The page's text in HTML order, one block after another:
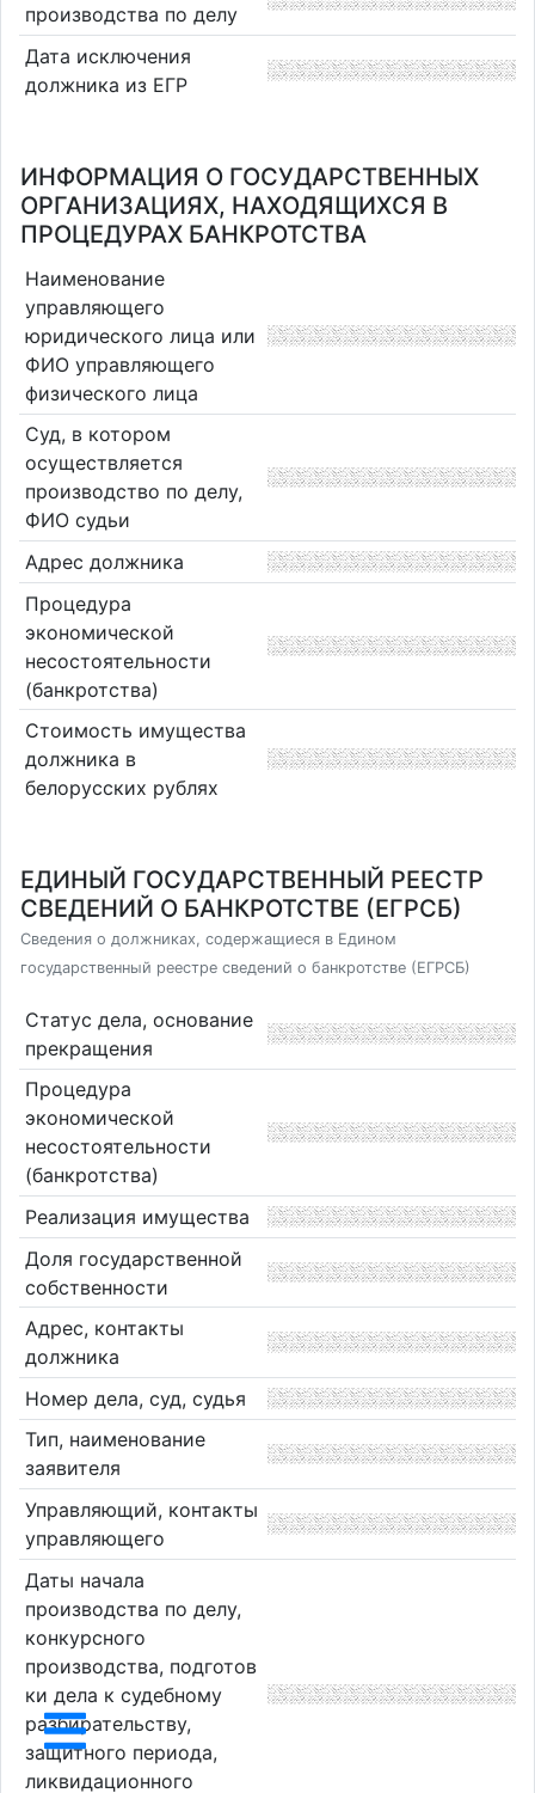
производства по делу
Дата исключения
должника из ЕГР
ИНФОРМАЦИЯ О ГОСУДАРСТВЕННЫХ
ОРГАНИЗАЦИЯХ, НАХОДЯЩИХСЯ В
ПРОЦЕДУРАХ БАНКРОТСТВА
Наименование
управляющего
юридического лица или
ФИО управляющего
физического лица
Суд, в котором
осуществляется
производство по делу,
ФИО судьи
Адрес должника
Процедура
экономической
несостоятельности
(банкротства)
Стоимость имущества
должника в
белорусских рублях
ЕДИНЫЙ ГОСУДАРСТВЕННЫЙ РЕЕСТР
СВЕДЕНИЙ О БАНКРОТСТВЕ (ЕГРСБ)
Сведения о должниках, содержащиеся в Едином
государственный реестре сведений о банкротстве (ЕГРСБ)
Статус дела, основание
прекращения
Процедура
экономической
несостоятельности
(банкротства)
Реализация имущества
Доля государственной
собственности
Адрес, контакты
должника
Номер дела, суд, судья
Тип, наименование
заявителя
Управляющий, контакты
управляющего
Даты начала
производства по делу,
конкурсного
производства, подготов
ки дела к судебному
разбирательству,
защитного периода,
ликвидационного